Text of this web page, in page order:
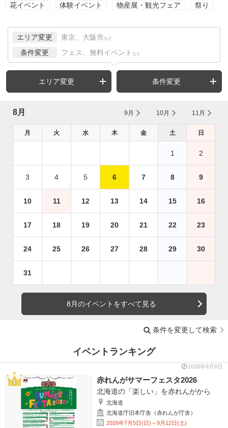
花イベント 体験イベント 物産展・観光フェア 祭り
エリア変更 東京、大阪市 など
条件変更 フェス、無料イベント など
エリア変更 条件変更
8月 9月 10月 11月
月 火 水 木 金 土 日
1 2
3 4 5 6 7 8 9
10 11 12 13 14 15 16
17 18 19 20 21 22 23
24 25 26 27 28 29 30
31
8月のイベントをすべて見る
条件を変更して検索
イベントランキング
2026年8月6日
赤れんがサマーフェスタ2026
北海道の「楽しい」を赤れんがから
北海道
北海道庁旧本庁舎（赤れんが庁舎）
2026年7月5日(日)～9月12日(土)